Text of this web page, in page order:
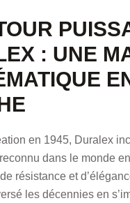
: UNE
en 1945, Duralex
dans le monde
résistance et
les décennies en